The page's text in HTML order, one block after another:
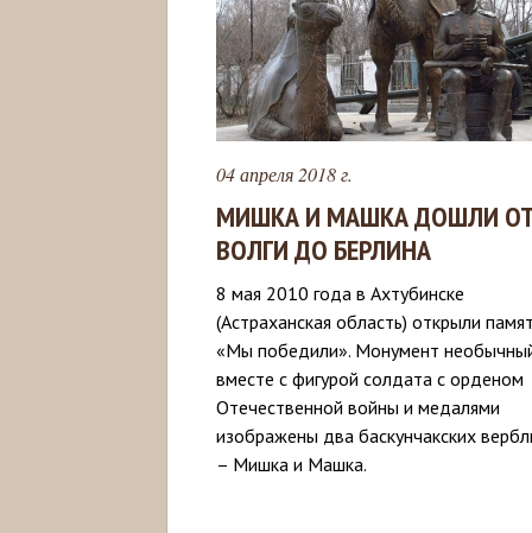
04 апреля 2018 г.
МИШКА И МАШКА ДОШЛИ
ВОЛГИ ДО БЕРЛИНА
8 мая 2010 года в Ахтубинске
(Астраханская область) открыли
«Мы победили». Монумент
вместе с фигурой солдата с орденом
Отечественной войны и медалями
изображены два баскунчакских
– Мишка и Машка.